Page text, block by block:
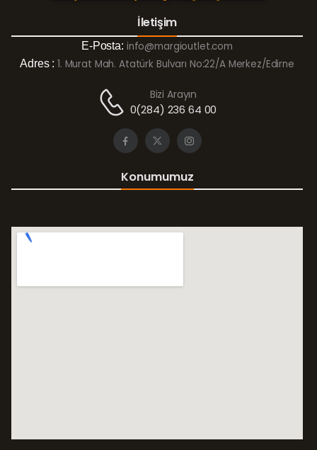
İletişim
E-Posta: info@margioutlet.com
Adres : 1. Murat Mah. Atatürk Bulvarı No:22/A Merkez/Edirne
Bizi Arayın
0(284) 236 64 00
Konumumuz